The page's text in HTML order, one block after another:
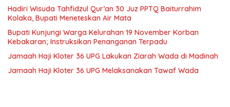
Hadiri Wisuda Tahfidzul Qur’an 30 Juz PPTQ Baiturrahim
Kolaka, Bupati Meneteskan Air Mata
Bupati Kunjungi Warga Kelurahan 19 November Korban
Kebakaran; Instruksikan Penanganan Terpadu
Jamaah Haji Kloter 36 UPG Lakukan Ziarah Wada di Madinah
Jamaah Haji Kloter 36 UPG Melaksanakan Tawaf Wada